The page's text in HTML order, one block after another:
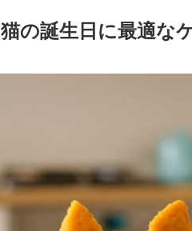
猫の誕生日に最適な